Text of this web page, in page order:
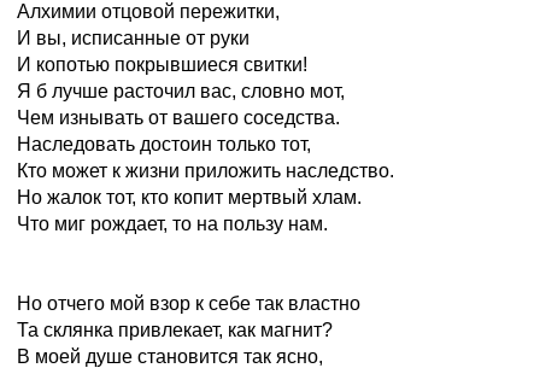
Алхимии отцовой пережитки,
И вы, исписанные от руки
И копотью покрывшиеся свитки!
Я б лучше расточил вас, словно мот,
Чем изнывать от вашего соседства.
Наследовать достоин только тот,
Кто может к жизни приложить наследство.
Но жалок тот, кто копит мертвый хлам.
Что миг рождает, то на пользу нам.
Но отчего мой взор к себе так властно
Та склянка привлекает, как магнит?
В моей душе становится так ясно,